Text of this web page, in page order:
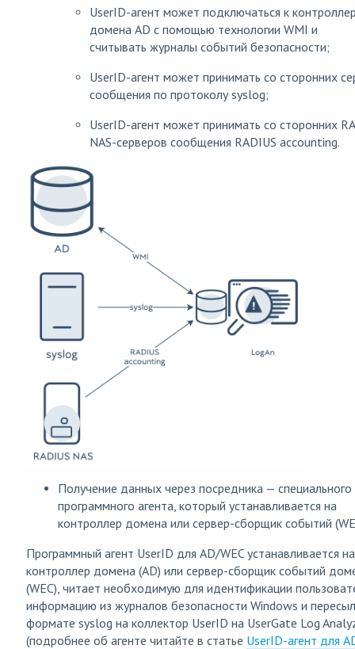
UserID-агент может подключаться к
домена AD с помощью технологии WMI и
считывать журналы событий безопасности;
UserID-агент может принимать со сторонних
сообщения по протоколу syslog;
UserID-агент может принимать со сторонних
NAS-серверов сообщения RADIUS accounting.
Получение данных через посредника — специального
программного агента, который устанавливается на
контроллер домена или сервер-сборщик событий
Программный агент UserID для AD/WEC устанавливается на
контроллер домена (AD) или сервер-сборщик событий
(WEC), читает необходимую для идентификации
информацию из журналов безопасности Windows и
формате syslog на коллектор UserID на UserGate Log
(подробнее об агенте читайте в статье UserID-агент для